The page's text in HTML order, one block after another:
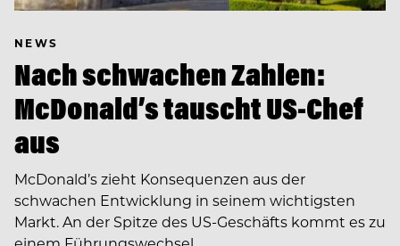
NEWS
Nach schwachen Zahlen:
McDonald’s tauscht US-Chef
aus
McDonald’s zieht Konsequenzen aus der
schwachen Entwicklung in seinem wichtigsten
Markt. An der Spitze des US-Geschäfts kommt es zu